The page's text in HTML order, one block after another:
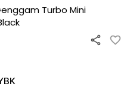
Turbo Mini